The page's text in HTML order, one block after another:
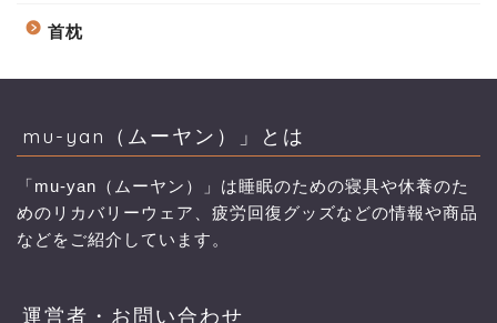
首枕
mu-yan（ムーヤン）」とは
「mu-yan（ムーヤン）」は睡眠のための寝具や休養のた
めのリカバリーウェア、疲労回復グッズなどの情報や商品
などをご紹介しています。
運営者・お問い合わせ